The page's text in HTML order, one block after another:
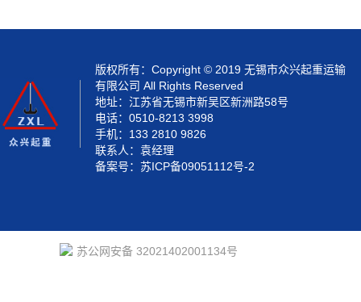
版权所有：Copyright © 2019 无锡市众兴起重运输
有限公司 All Rights Reserved
地址：江苏省无锡市新吴区新洲路58号
电话：0510-8213 3998
手机：133 2810 9826
联系人：袁经理
备案号： 苏ICP备09051112号-2
苏公网安备 32021402001134号